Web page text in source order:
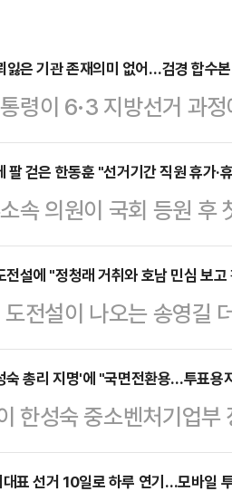
은 기관 존재의미 없어…검경 합수
령이 6·3 지방선거 과
침해 받은 상황에 대해
수사본부를 구성해 책
을 지시했다"고 밝혔
는 이번 6·3 지방선거
다"며 "사고 자체도 납
충분하지 못했다"고
거나 침해돼…
팔 걷은 한동훈 "선거기간 직원 휴가·
속 의원이 국회 등원 후
게한 '감사원법 개정안'
직원들의 무분별한 휴
서 선관위 개혁에 앞
"선거철만 되면 선관위
자료로 확인되고 있다
년 2월 선관위 휴직자
년 6…
전설에 "정청래 거취와 호남 민심 보
전설이 나오는 송영길
대표의 거취와 호남
광주 북구 운정동 국립
마 여부에 대한 질문을
다"고 답했다.또 "이후
아니면 더 쉬라고 할 것
숙 총리 지명'에 "국면전환용…투표용
한성숙 중소벤처기업
령을 향해 "지금 대통령
용지 부족 사태에 대한
표 선거 10일로 하루 연기…모바일